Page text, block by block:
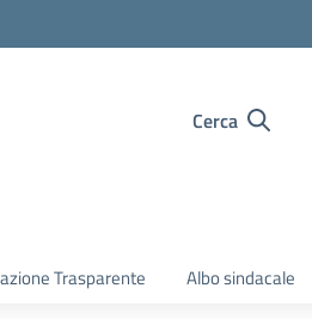
Cerca
Trasparente Albo sindacale